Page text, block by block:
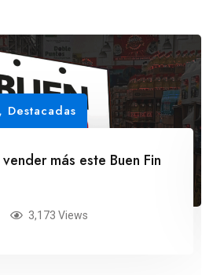
, Destacadas
más este Buen Fin
3,173 Views